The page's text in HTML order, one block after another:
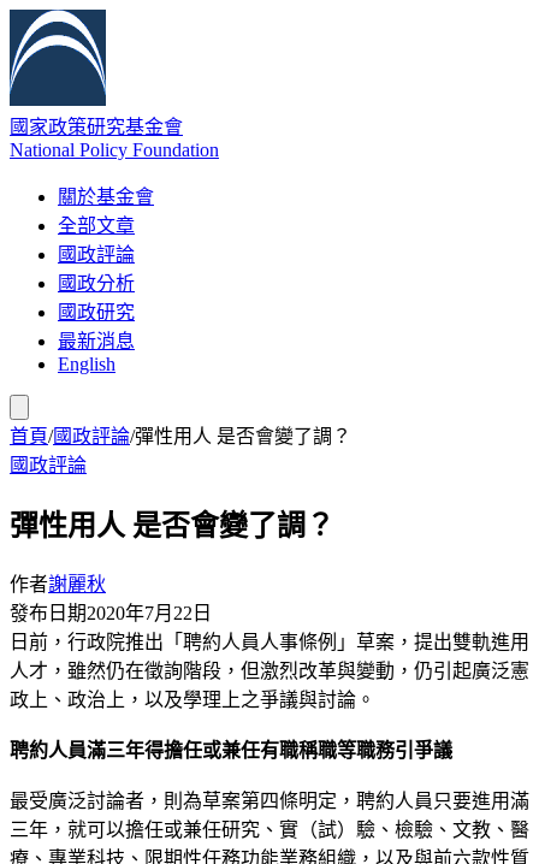
國家政策研究基金會
National Policy Foundation
關於基金會
全部文章
國政評論
國政分析
國政研究
最新消息
English
首頁/國政評論/彈性用人 是否會變了調？
國政評論
彈性用人 是否會變了調？
作者謝麗秋
發布日期2020年7月22日
日前，行政院推出「聘約人員人事條例」草案，提出雙軌進用
人才，雖然仍在徵詢階段，但激烈改革與變動，仍引起廣泛憲
政上、政治上，以及學理上之爭議與討論。
聘約人員滿三年得擔任或兼任有職稱職等職務引爭議
最受廣泛討論者，則為草案第四條明定，聘約人員只要進用滿
三年，就可以擔任或兼任研究、實（試）驗、檢驗、文教、醫
療、專業科技、限期性任務功能業務組織，以及與前六款性質